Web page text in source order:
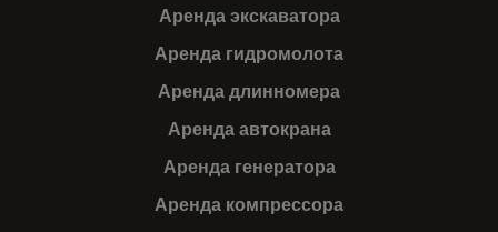
Аренда экскаватора
Аренда гидромолота
Аренда длинномера
Аренда автокрана
Аренда генератора
Аренда компрессора